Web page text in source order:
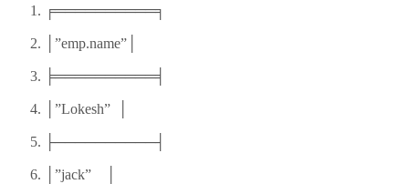
╒══════════╕
│”emp.name”│
╞══════════╡
│”Lokesh” │
├──────────┤
│”jack” │